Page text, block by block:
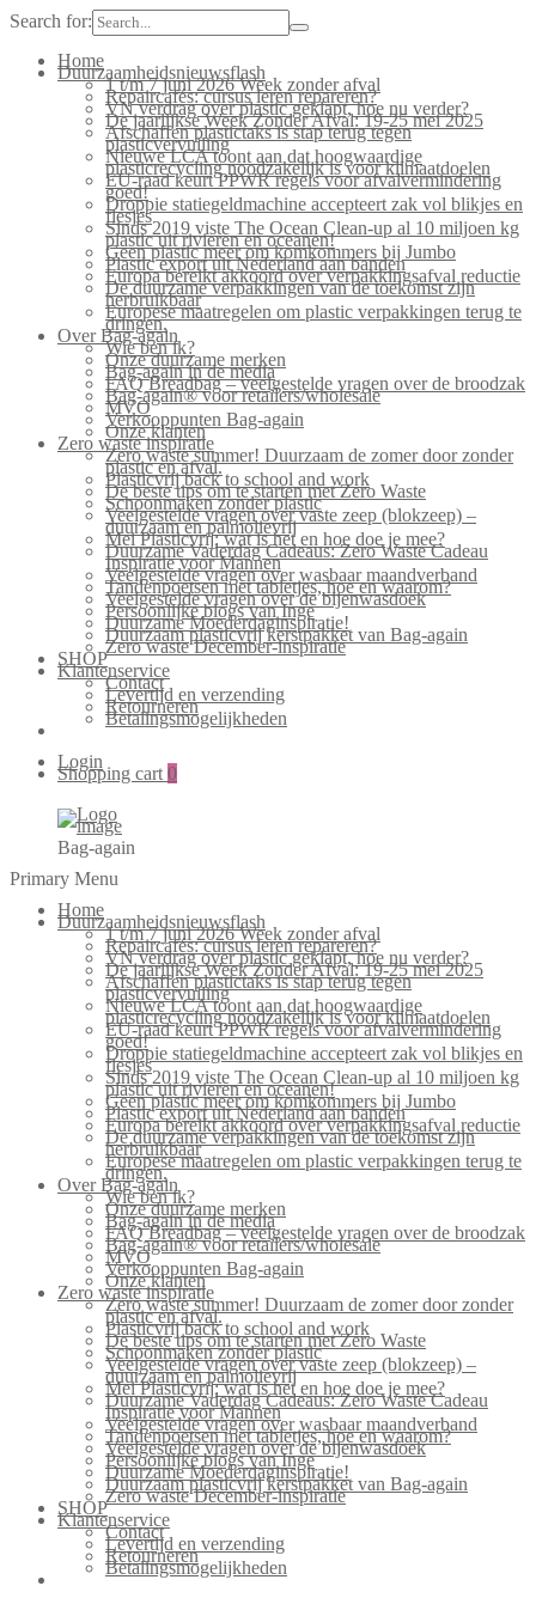
Search for:
Home
Duurzaamheidsnieuwsflash
1 t/m 7 juni 2026 Week zonder afval
Repaircafés: cursus leren repareren?
VN verdrag over plastic geklapt, hoe nu verder?
De jaarlijkse Week Zonder Afval: 19-25 mei 2025
Afschaffen plastictaks is stap terug tegen
plasticvervuiling
Nieuwe LCA toont aan dat hoogwaardige
plasticrecycling noodzakelijk is voor klimaatdoelen
EU-raad keurt PPWR regels voor afvalvermindering
goed!
Droppie statiegeldmachine accepteert zak vol blikjes en
flesjes
Sinds 2019 viste The Ocean Clean-up al 10 miljoen kg
plastic uit rivieren en oceanen!
Geen plastic meer om komkommers bij Jumbo
Plastic export uit Nederland aan banden
Europa bereikt akkoord over verpakkingsafval reductie
De duurzame verpakkingen van de toekomst zijn
herbruikbaar
Europese maatregelen om plastic verpakkingen terug te
dringen.
Over Bag-again
Wie ben ik?
Onze duurzame merken
Bag-again in de media
FAQ Breadbag – veelgestelde vragen over de broodzak
Bag-again® voor retailers/wholesale
MVO
Verkooppunten Bag-again
Onze klanten
Zero waste inspiratie
Zero waste summer! Duurzaam de zomer door zonder
plastic en afval.
Plasticvrij back to school and work
De beste tips om te starten met Zero Waste
Schoonmaken zonder plastic
Veelgestelde vragen over vaste zeep (blokzeep) –
duurzaam en palmolievrij
Mei Plasticvrij: wat is het en hoe doe je mee?
Duurzame Vaderdag Cadeaus: Zero Waste Cadeau
Inspiratie voor Mannen
Veelgestelde vragen over wasbaar maandverband
Tandenpoetsen met tabletjes, hoe en waarom?
Veelgestelde vragen over de bijenwasdoek
Persoonlijke blogs van Inge
Duurzame Moederdaginspiratie!
Duurzaam plasticvrij kerstpakket van Bag-again
Zero waste December-inspiratie
SHOP
Klantenservice
Contact
Levertijd en verzending
Retourneren
Betalingsmogelijkheden
Login
Shopping cart 0
Bag-again
Primary Menu
Home
Duurzaamheidsnieuwsflash
1 t/m 7 juni 2026 Week zonder afval
Repaircafés: cursus leren repareren?
VN verdrag over plastic geklapt, hoe nu verder?
De jaarlijkse Week Zonder Afval: 19-25 mei 2025
Afschaffen plastictaks is stap terug tegen
plasticvervuiling
Nieuwe LCA toont aan dat hoogwaardige
plasticrecycling noodzakelijk is voor klimaatdoelen
EU-raad keurt PPWR regels voor afvalvermindering
goed!
Droppie statiegeldmachine accepteert zak vol blikjes en
flesjes
Sinds 2019 viste The Ocean Clean-up al 10 miljoen kg
plastic uit rivieren en oceanen!
Geen plastic meer om komkommers bij Jumbo
Plastic export uit Nederland aan banden
Europa bereikt akkoord over verpakkingsafval reductie
De duurzame verpakkingen van de toekomst zijn
herbruikbaar
Europese maatregelen om plastic verpakkingen terug te
dringen.
Over Bag-again
Wie ben ik?
Onze duurzame merken
Bag-again in de media
FAQ Breadbag – veelgestelde vragen over de broodzak
Bag-again® voor retailers/wholesale
MVO
Verkooppunten Bag-again
Onze klanten
Zero waste inspiratie
Zero waste summer! Duurzaam de zomer door zonder
plastic en afval.
Plasticvrij back to school and work
De beste tips om te starten met Zero Waste
Schoonmaken zonder plastic
Veelgestelde vragen over vaste zeep (blokzeep) –
duurzaam en palmolievrij
Mei Plasticvrij: wat is het en hoe doe je mee?
Duurzame Vaderdag Cadeaus: Zero Waste Cadeau
Inspiratie voor Mannen
Veelgestelde vragen over wasbaar maandverband
Tandenpoetsen met tabletjes, hoe en waarom?
Veelgestelde vragen over de bijenwasdoek
Persoonlijke blogs van Inge
Duurzame Moederdaginspiratie!
Duurzaam plasticvrij kerstpakket van Bag-again
Zero waste December-inspiratie
SHOP
Klantenservice
Contact
Levertijd en verzending
Retourneren
Betalingsmogelijkheden